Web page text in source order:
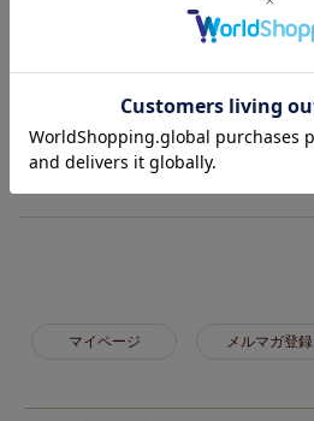
【直送】【お届けグループC】
リボンフリルソファベッド
2024/08/24
思ったよりおっきくてしっかりしてます✨️
マイページ メルマガ登録